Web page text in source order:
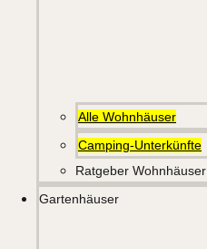
Alle Wohnhäuser
Camping-Unterkünfte
Ratgeber Wohnhäuser
Gartenhäuser